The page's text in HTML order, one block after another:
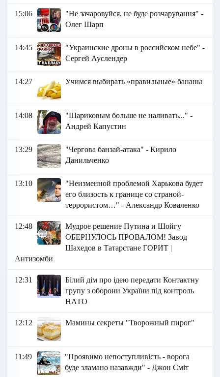
15:06
"Не зачаровуйся, не буде розчарування" -
Олег Шарп
14:45
"Украинские дроны в российском небе" -
Сергей Ауслендер
14:27 Учимся выбирать «правильные» бананы
14:08
"Шариковым больше не наливать..." -
Андрей Капустин
13:29
"Чергова банзай-атака" - Кирило
Данильченко
13:10
"Неизменной проблемой Харькова будет
его близость к границе со страной-
террористом…" - Александр Коваленко
12:48
Мудрое решение Путина и Шойгу
ОБЕРНУЛОСЬ ПРОВАЛОМ! Завод
Шахедов в Татарстане ГОРИТ |
Антизомби
12:31
Білий дім про ідею передати Контактну
групу з оборони України під контроль
НАТО
12:12 Мамины секреты "Творожный пирог"
11:49
"Проявимо непоступливість - ворога
буде зламано назавжди" - Джон Сміт